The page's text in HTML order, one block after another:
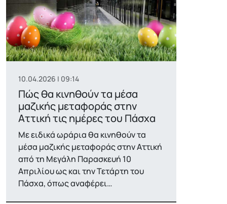
10.04.2026 | 09:14
Πώς θα κινηθούν τα μέσα
μαζικής μεταφοράς στην
Αττική τις ημέρες του Πάσχα
Με ειδικά ωράρια θα κινηθούν τα
μέσα μαζικής μεταφοράς στην Αττική
από τη Μεγάλη Παρασκευή 10
Απριλίου ως και την Τετάρτη του
Πάσχα, όπως αναφέρει…